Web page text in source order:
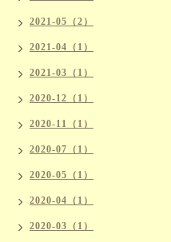
2021-05（2）
2021-04（1）
2021-03（1）
2020-12（1）
2020-11（1）
2020-07（1）
2020-05（1）
2020-04（1）
2020-03（1）